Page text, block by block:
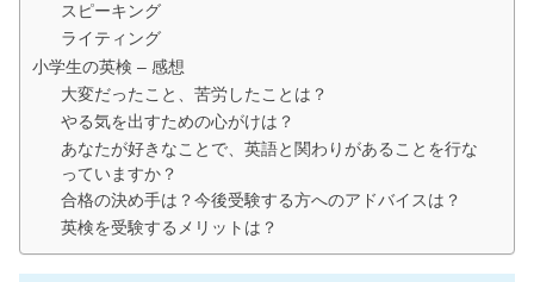
スピーキング
ライティング
小学生の英検 – 感想
大変だったこと、苦労したことは？
やる気を出すための心がけは？
あなたが好きなことで、英語と関わりがあることを行な
っていますか？
合格の決め手は？今後受験する方へのアドバイスは？
英検を受験するメリットは？